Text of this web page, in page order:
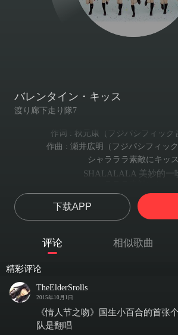
バレンタイン・キッス
渡り廊下走り隊7
作词 : 秋元康（フジパシフィック
作曲 : 瀬井広明（フジパシフィック
シャラララ素敵にキッス
SHALALALA 美妙的一
SHALALALA素颜上一吻
シャラララ素敵にキッス
SHALALALA 美妙的一吻
SHALALALA坦率的一吻
OH ダーリン
下载APP
评论 相似歌曲
精彩评论
TheElderSrolls
2015年10月1日
《情人节之吻》国生小百合的首张
队是翻唱